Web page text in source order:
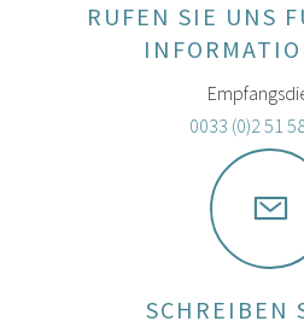
RUFEN SIE UNS
0033 (0)2 51
SCHREIBEN